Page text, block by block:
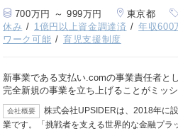
700万円 ～ 999万円 東京都
休み
1億円以上資金調達済 年収600
ワーク可能
育児支援制度
新事業である支払い.comの事業責任者と
完全新規の事業を立ち上げることがミッ
会社概要
株式会社UPSIDERは、2018年に
業です。「挑戦者を支える世界的な金融プラ